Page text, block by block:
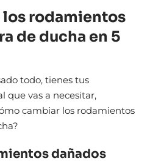
rodamientos
de ducha en 5
todo, tienes tus
que vas a necesitar,
cambiar los rodamientos
dañados